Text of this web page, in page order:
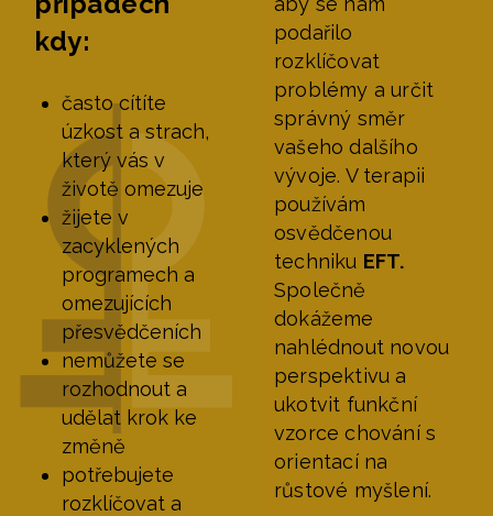
kdy:
často cítíte
úzkost a strach,
který vás v
životě omezuje
žijete v
zacyklených
programech a
omezujících
přesvědčeních
nemůžete se
rozhodnout a
udělat krok ke
změně
potřebujete
rozklíčovat a
podařilo
rozklíčovat
problémy a určit
správný směr
vašeho dalšího
vývoje. V terapii
používám
osvědčenou
techniku EFT.
Společně
dokážeme
nahlédnout novou
perspektivu a
ukotvit funkční
vzorce chování s
orientací na
růstové myšlení.